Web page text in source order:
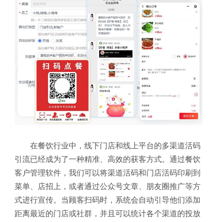
在餐饮行业中，线下门店和线上平台的多渠道活码
引流已经成为了一种精准、高效的获客方式。通过餐饮
客户管理软件，我们可以将渠道活码和门店活码印刷到
菜单、店招上，或者通过公众号文章、朋友圈推广等方
式进行宣传。当顾客扫码时，系统会自动引导他们添加
距离最近的门店或社群，并且可以统计各个渠道的投放